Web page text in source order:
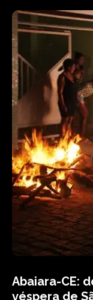
Abaiara-CE:
véspera de